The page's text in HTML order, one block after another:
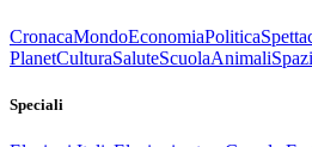
CronacaMondoEconomiaPolitica
PlanetCulturaSaluteScuolaAnimali
Speciali